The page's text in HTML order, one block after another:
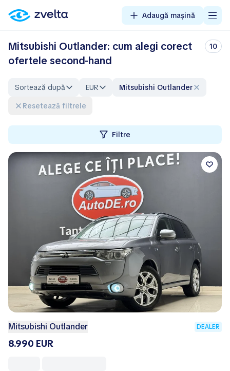
Adaugă mașină
Mitsubishi Outlander: cum alegi corect
ofertele second-hand
10
Sortează după EUR
Mitsubishi Outlander
Resetează filtrele
Filtre
Mitsubishi Outlander DEALER
8.990 EUR